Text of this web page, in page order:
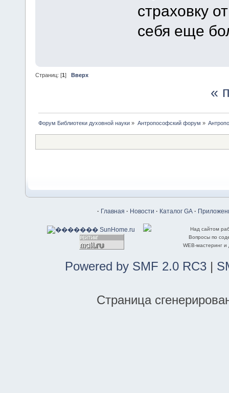
страховку
себя еще
Страниц: [1] Вверх
«
Форум Библиотеки духовной науки » Антропософский форум »
· Главная · Новости · Каталог GA ·
Над сайтом
Вопросы по
WEB-мастеринг
Powered by SMF 2.0 RC3 |
Страница